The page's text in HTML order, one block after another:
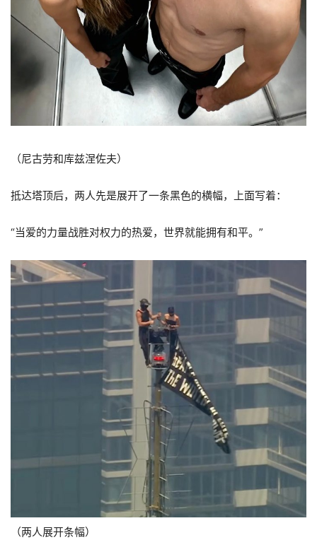
（尼古劳和库兹涅佐夫）
抵达塔顶后，两人先是展开了一条黑色的横幅，上面写着：
“当爱的力量战胜对权力的热爱，世界就能拥有和平。”
（两人展开条幅）